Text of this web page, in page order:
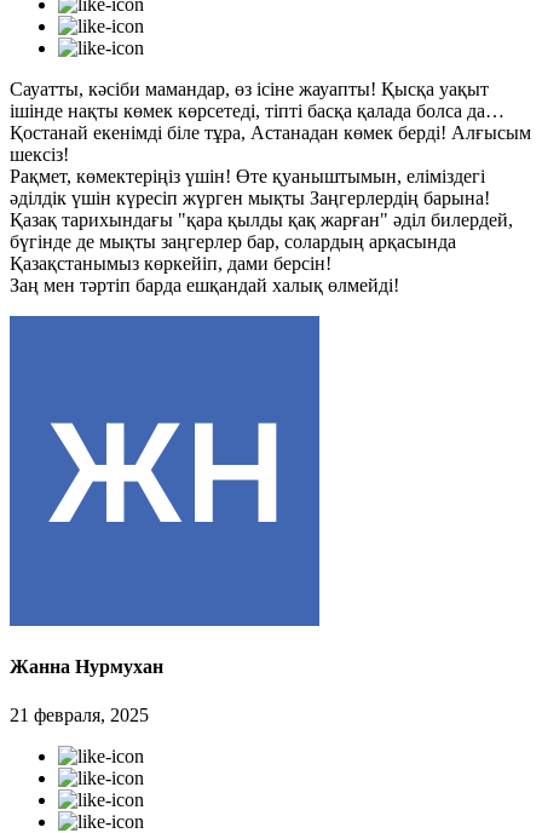
Сауатты, кәсіби мамандар, өз ісіне жауапты! Қысқа уақыт
ішінде нақты көмек көрсетеді, тіпті басқа қалада болса да…
Қостанай екенімді біле тұра, Астанадан көмек берді! Алғысым
шексіз!
Рақмет, көмектеріңіз үшін! Өте қуаныштымын, еліміздегі
әділдік үшін күресіп жүрген мықты Заңгерлердің барына!
Қазақ тарихындағы "қара қылды қақ жарған" әділ билердей,
бүгінде де мықты заңгерлер бар, солардың арқасында
Қазақстанымыз көркейіп, дами берсін!
Заң мен тәртіп барда ешқандай халық өлмейді!
Жанна Нурмухан
21 февраля, 2025